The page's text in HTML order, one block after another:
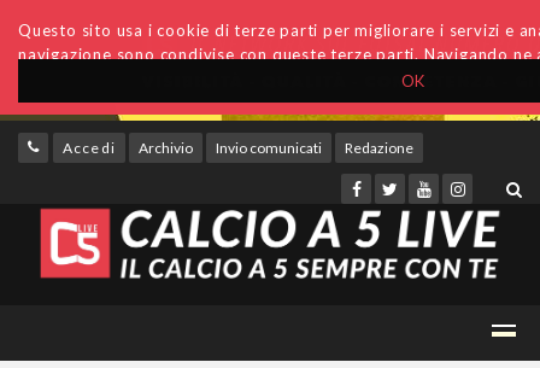
OK
Questo sito usa i cookie di terze parti per migliorare i servizi e
navigazione sono condivise con queste terze parti. Navigando
Accedi Archivio Invio comunicati Redazione